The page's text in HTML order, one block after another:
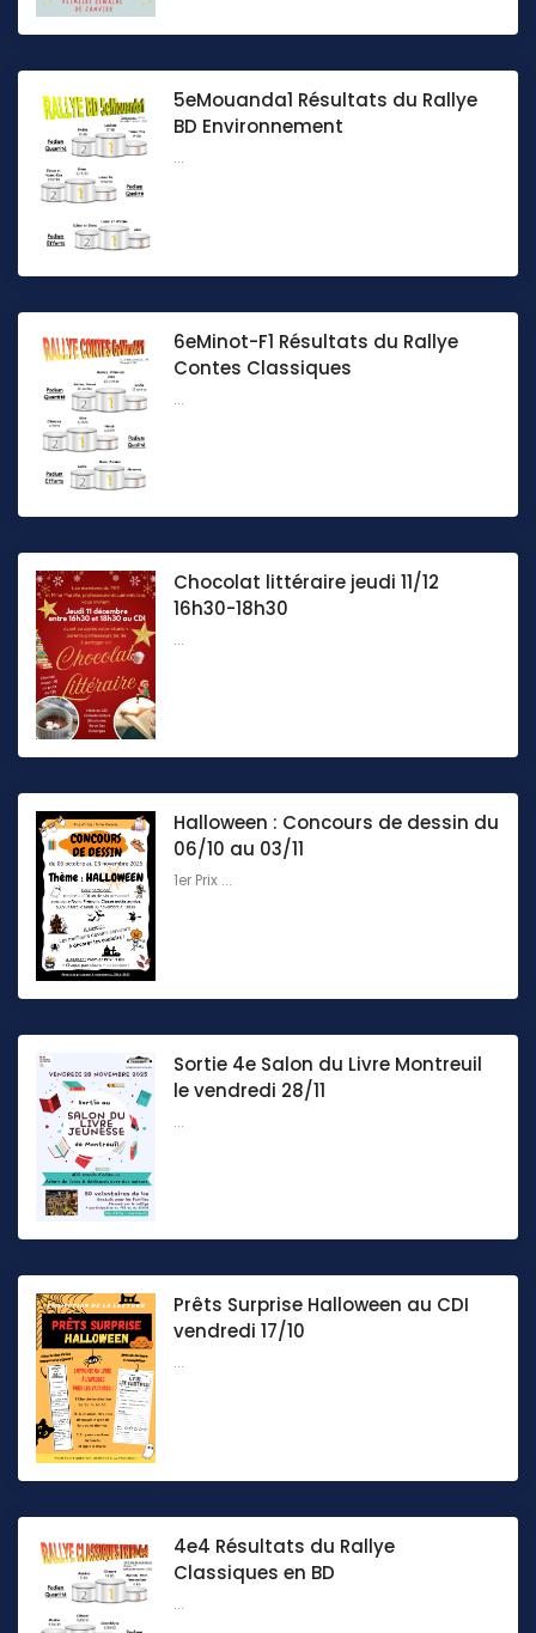
5eMouanda1 Résultats du Rallye
BD Environnement
...
6eMinot-F1 Résultats du Rallye
Contes Classiques
...
Chocolat littéraire jeudi 11/12
16h30-18h30
...
Halloween : Concours de dessin du
06/10 au 03/11
1er Prix ...
Sortie 4e Salon du Livre Montreuil
le vendredi 28/11
...
Prêts Surprise Halloween au CDI
vendredi 17/10
...
4e4 Résultats du Rallye
Classiques en BD
...